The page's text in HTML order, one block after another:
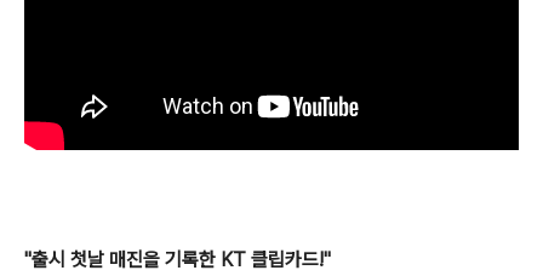
"출시 첫날 매진을 기록한 KT 클립카드!"